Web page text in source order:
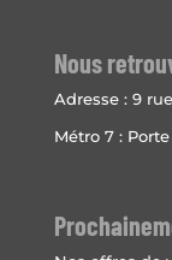
Nous
Adresse : 9
Métro 7 :